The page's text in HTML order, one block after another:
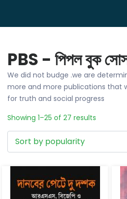
PBS - পিপল বুক
We did not budge .we are
more and more publications that
for truth and social progress
Showing 1–25 of 27 results